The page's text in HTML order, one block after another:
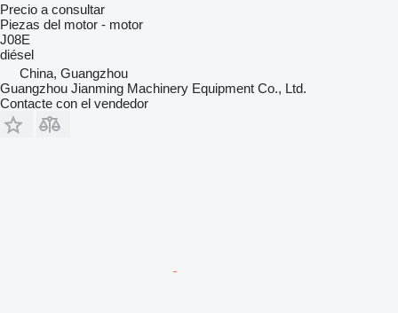
Precio a consultar
Piezas del motor - motor
J08E
diésel
China, Guangzhou
Guangzhou Jianming Machinery Equipment Co., Ltd.
Contacte con el vendedor